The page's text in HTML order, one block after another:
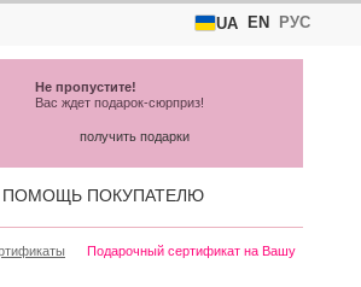
UA EN РУС
Подарочный сертификат на Вашу
ПОМОЩЬ ПОКУПАТЕЛЮ
Не пропустите!
Вас ждет подарок-сюрприз!
получить подарки